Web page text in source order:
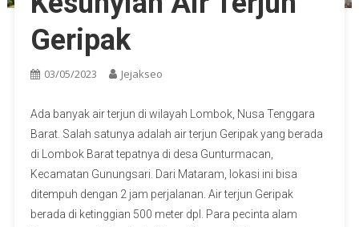
Geripak
03/05/2023 Jejakseo
Ada banyak air terjun di wilayah Lombok, Nusa Tenggara
Barat. Salah satunya adalah air terjun Geripak yang berada
di Lombok Barat tepatnya di desa Gunturmacan,
Kecamatan Gunungsari. Dari Mataram, lokasi ini bisa
ditempuh dengan 2 jam perjalanan. Air terjun Geripak
berada di ketinggian 500 meter dpl. Para pecinta alam